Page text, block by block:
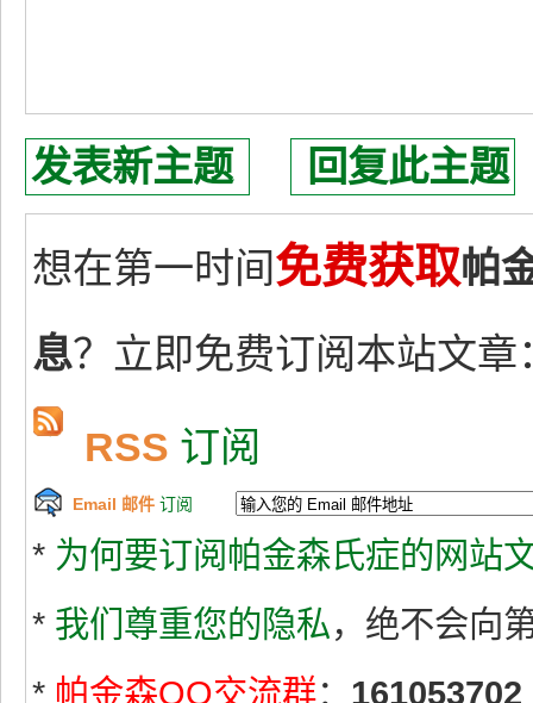
发表新主题 回复此主题
想在第一时间免费获取帕
息？立即免费订阅本站文章
RSS 订阅
Email 邮件 订阅
* 为何要订阅帕金森氏症的网站
* 我们尊重您的隐私，绝不会向
* 帕金森QQ交流群： 161053702